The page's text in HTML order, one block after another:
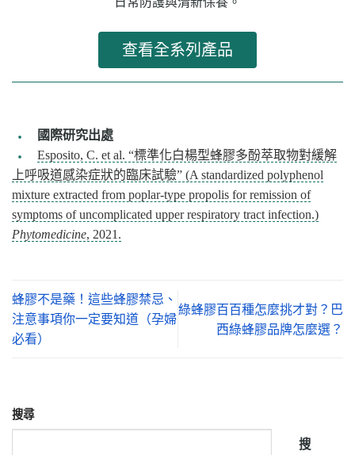
查看全系列產品
國際研究出處
Esposito, C. et al. “標準化白楊型蜂膠多酚萃取物對緩解
上呼吸道感染症狀的臨床試驗” (A standardized polyphenol
mixture extracted from poplar-type propolis for remission of
symptoms of uncomplicated upper respiratory tract infection.)
Phytomedicine, 2021.
蜂膠不是藥！這些蜂膠禁忌、
注意事項你一定要知道（孕婦
必看）
綠蜂膠百百種怎麼挑才對？巴
西綠蜂膠品牌怎麼選？
搜尋
搜